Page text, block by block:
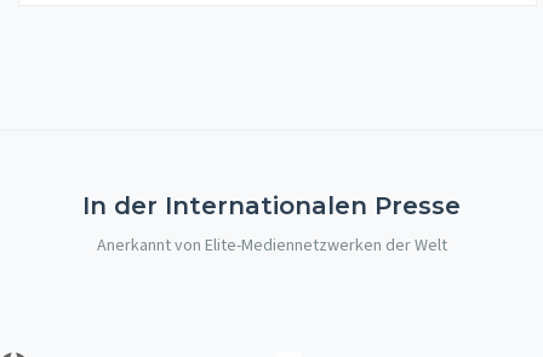
In der Internationalen Presse
Anerkannt von Elite-Mediennetzwerken der Welt